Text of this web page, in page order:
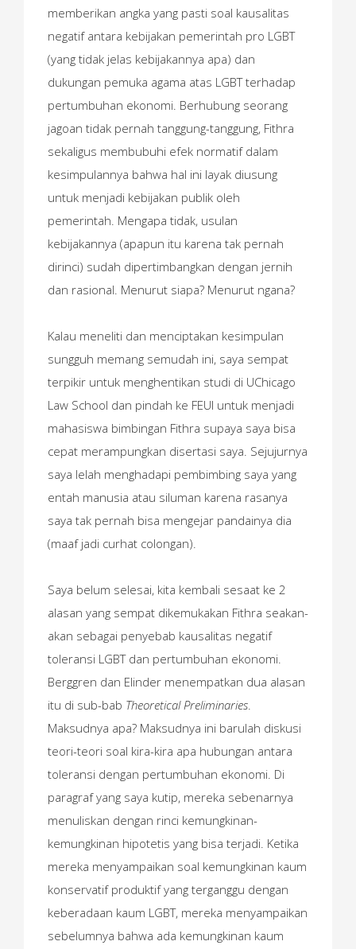
memberikan angka yang pasti soal kausalitas
negatif antara kebijakan pemerintah pro LGBT
(yang tidak jelas kebijakannya apa) dan
dukungan pemuka agama atas LGBT terhadap
pertumbuhan ekonomi. Berhubung seorang
jagoan tidak pernah tanggung-tanggung, Fithra
sekaligus membubuhi efek normatif dalam
kesimpulannya bahwa hal ini layak diusung
untuk menjadi kebijakan publik oleh
pemerintah. Mengapa tidak, usulan
kebijakannya (apapun itu karena tak pernah
dirinci) sudah dipertimbangkan dengan jernih
dan rasional. Menurut siapa? Menurut ngana?
Kalau meneliti dan menciptakan kesimpulan
sungguh memang semudah ini, saya sempat
terpikir untuk menghentikan studi di UChicago
Law School dan pindah ke FEUI untuk menjadi
mahasiswa bimbingan Fithra supaya saya bisa
cepat merampungkan disertasi saya. Sejujurnya
saya lelah menghadapi pembimbing saya yang
entah manusia atau siluman karena rasanya
saya tak pernah bisa mengejar pandainya dia
(maaf jadi curhat colongan).
Saya belum selesai, kita kembali sesaat ke 2
alasan yang sempat dikemukakan Fithra seakan-
akan sebagai penyebab kausalitas negatif
toleransi LGBT dan pertumbuhan ekonomi.
Berggren dan Elinder menempatkan dua alasan
itu di sub-bab Theoretical Preliminaries
Maksudnya apa? Maksudnya ini barulah diskusi
teori-teori soal kira-kira apa hubungan antara
toleransi dengan pertumbuhan ekonomi. Di
paragraf yang saya kutip, mereka sebenarnya
menuliskan dengan rinci kemungkinan-
kemungkinan hipotetis yang bisa terjadi. Ketika
mereka menyampaikan soal kemungkinan kaum
konservatif produktif yang terganggu dengan
keberadaan kaum LGBT, mereka menyampaikan
sebelumnya bahwa ada kemungkinan kaum